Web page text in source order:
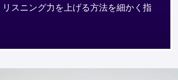
スニング力を上げる方法を細かく指